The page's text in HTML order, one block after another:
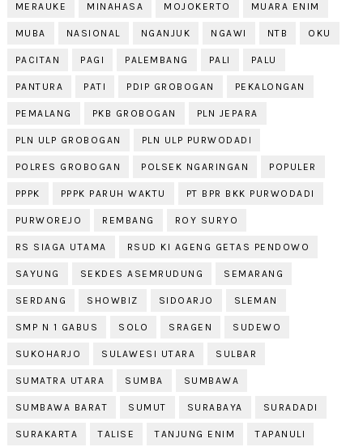
MERAUKE MINAHASA MOJOKERTO MUARA ENIM
MUBA NASIONAL NGANJUK NGAWI NTB OKU
PACITAN PAGI PALEMBANG PALI PALU
PANTURA PATI PDIP GROBOGAN PEKALONGAN
PEMALANG PKB GROBOGAN PLN JEPARA
PLN ULP GROBOGAN PLN ULP PURWODADI
POLRES GROBOGAN POLSEK NGARINGAN POPULER
PPPK PPPK PARUH WAKTU PT BPR BKK PURWODADI
PURWOREJO REMBANG ROY SURYO
RS SIAGA UTAMA RSUD KI AGENG GETAS PENDOWO
SAYUNG SEKDES ASEMRUDUNG SEMARANG
SERDANG SHOWBIZ SIDOARJO SLEMAN
SMP N 1 GABUS SOLO SRAGEN SUDEWO
SUKOHARJO SULAWESI UTARA SULBAR
SUMATRA UTARA SUMBA SUMBAWA
SUMBAWA BARAT SUMUT SURABAYA SURADADI
SURAKARTA TALISE TANJUNG ENIM TAPANULI